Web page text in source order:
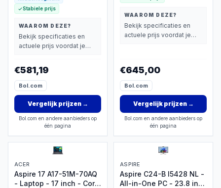
Toetsenbordverlichting -
Vingerafdrukscanner -
Stabiele prijs
WAAROM DEZE?
Bekijk specificaties en
actuele prijs voordat je
€581,19
Bol.com
Vergelijk prijzen→
Bol.com en andere aanbieders op
één pagina
- 512GB M.2 SSD -
Windows 11 Pro -
Toetsenbordverlichting
WAAROM DEZE?
Bekijk specificaties en
actuele prijs voordat je
€645,00
Bol.com
Vergelijk prijzen→
Bol.com en andere aanbieders op
één pagina
ACER
Aspire 17 A17-51M-70AQ
- Laptop - 17 inch - Core
ASPIRE
Aspire C24-B I5428 NL -
All-in-One PC - 23.8 inch